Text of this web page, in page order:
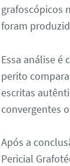
grafoscópicos
foram
Essa análise
perito
escritas
convergentes
Após a
Pericial